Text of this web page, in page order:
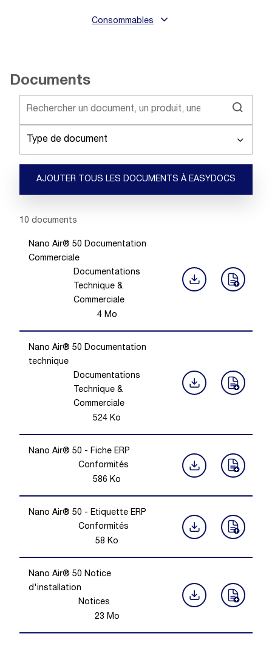
Consommables
Documents
Type de document
AJOUTER TOUS LES DOCUMENTS À EASYDOCS
Showing 1 -10
10 documents
Nano Air® 50 Documentation
Commerciale
Documentations
Technique &
Commerciale
4Mo
Nano Air® 50 Documentation
technique
Documentations
Technique &
Commerciale
524 Ko
Nano Air® 50 - Fiche ERP
Conformités
586 Ko
Nano Air® 50 - Etiquette ERP
Conformités
58 Ko
Nano Air® 50 Notice
d'installation
Notices
23 Mo